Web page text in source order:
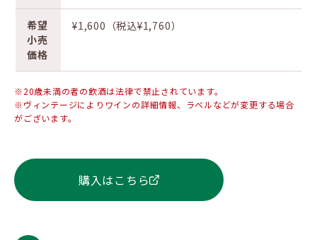
希望
小売
価格
¥1,600（税込¥1,760）
※20歳未満の者の飲酒は法律で禁止されています。
※ヴィンテージによりワインの詳細情報、ラベルなどが変更する場合
がございます。
購入はこちら